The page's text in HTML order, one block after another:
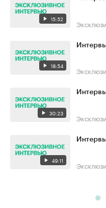
15:52
18:54
30:23
49:11